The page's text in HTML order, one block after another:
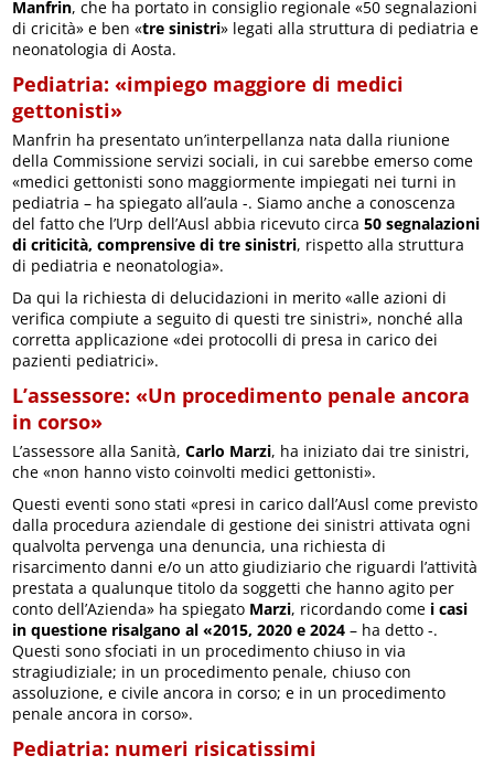
Manfrin, che ha portato in consiglio regionale «50 segnalazioni
di cricità» e ben «tre sinistri» legati alla struttura di pediatria e
neonatologia di Aosta.
Pediatria: «impiego maggiore di medici
gettonisti»
Manfrin ha presentato un’interpellanza nata dalla riunione
della Commissione servizi sociali, in cui sarebbe emerso come
«medici gettonisti sono maggiormente impiegati nei turni in
pediatria – ha spiegato all’aula -. Siamo anche a conoscenza
del fatto che l’Urp dell’Ausl abbia ricevuto circa50 segnalazioni
di criticità, comprensive di tre sinistri, rispetto alla struttura
di pediatria e neonatologia».
Da qui la richiesta di delucidazioni in merito «alle azioni di
verifica compiute a seguito di questi tre sinistri», nonché alla
corretta applicazione «dei protocolli di presa in carico dei
pazienti pediatrici».
L’assessore: «Un procedimento penale ancora
in corso»
L’assessore alla Sanità,Carlo Marzi, ha iniziato dai tre sinistri,
che «non hanno visto coinvolti medici gettonisti».
Questi eventi sono stati «presi in carico dall’Ausl come previsto
dalla procedura aziendale di gestione dei sinistri attivata ogni
qualvolta pervenga una denuncia, una richiesta di
risarcimento danni e/o un atto giudiziario che riguardi l’attività
prestata a qualunque titolo da soggetti che hanno agito per
conto dell’Azienda» ha spiegato Marzi, ricordando come i casi
in questione risalgano al «2015, 2020 e 2024 – ha detto -.
Questi sono sfociati in un procedimento chiuso in via
stragiudiziale; in un procedimento penale, chiuso con
assoluzione, e civile ancora in corso; e in un procedimento
penale ancora in corso».
Pediatria: numeri risicatissimi